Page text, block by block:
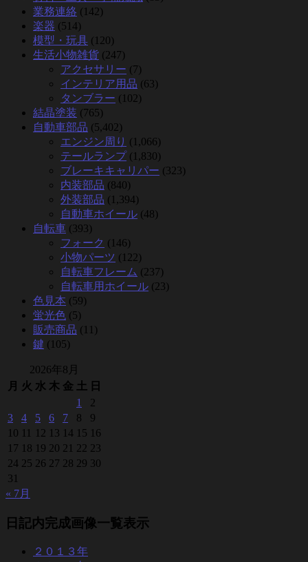
業務連絡 (142)
楽器 (514)
模型・玩具 (120)
生活小物雑貨 (247)
アクセサリー (7)
インテリア用品 (63)
タンブラー (102)
結晶塗装 (765)
自動車部品 (5,402)
エンジン周り (1,066)
テールランプ(1,830)
ブレーキキャリパー (323)
内装部品 (840)
外装部品 (1,394)
自動車ホイール (48)
自転車 (393)
フォーク (146)
小物パーツ (122)
自転車フレーム (237)
自転車用ホイール (23)
色見本 (59)
蛍光色 (5)
販売商品 (11)
鍵 (105)
2026年8月
月
火 水 木 金 土
日
1
2
3
4 5 6 7 8
9
10 11 12 13 14 15 16
17 18 19 20 21 22 23
24 25 26 27 28 29 30
31
« 7月
日記内完成画像一覧表示
２０１３年